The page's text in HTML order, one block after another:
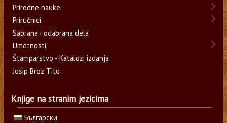
Prirodne nauke
Priručnici
Sabrana i odabrana dela
Umetnosti
Štamparstvo - Katalozi izdanja
Josip Broz Tito
Knjige na stranim jezicima
Български